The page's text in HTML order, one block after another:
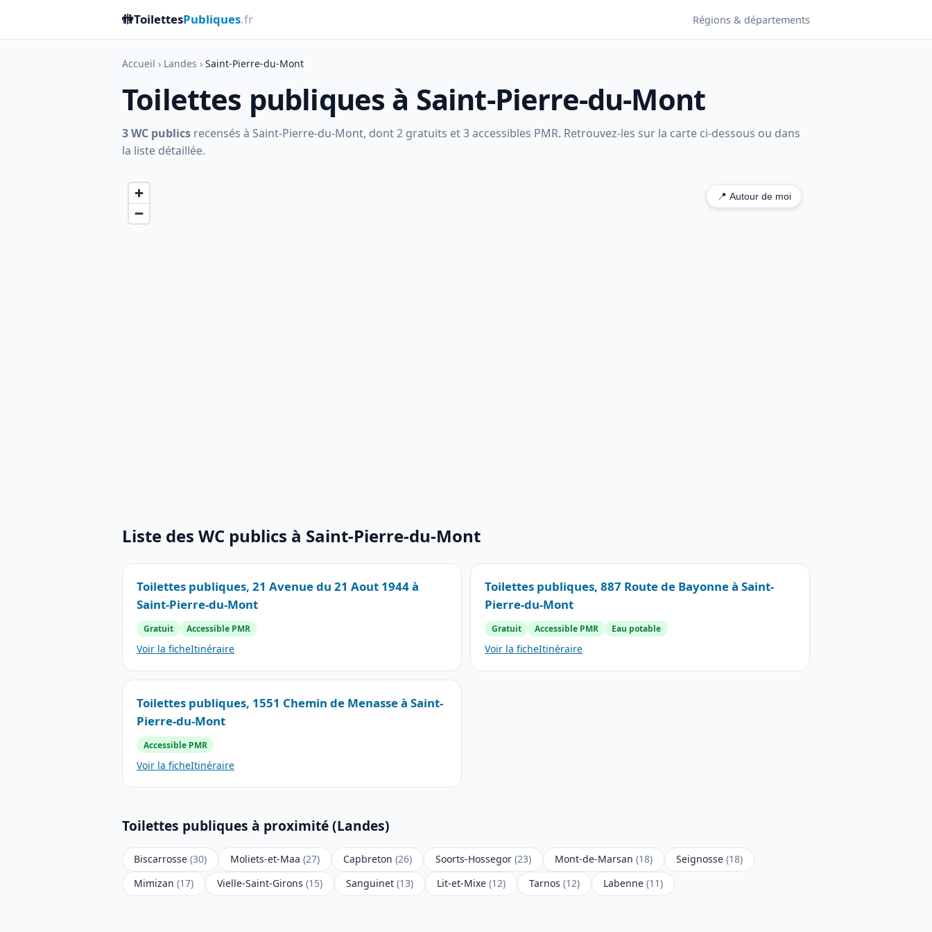
🚻ToilettesPubliques.fr Régions & départements
Accueil › Landes › Saint-Pierre-du-Mont
Toilettes publiques à Saint-Pierre-du-Mont
3 WC publics recensés à Saint-Pierre-du-Mont, dont 2 gratuits et 3 accessibles PMR. Retrouvez-les sur la carte ci-dessous ou dans
la liste détaillée.
📍 Autour de moi
Liste des WC publics à Saint-Pierre-du-Mont
Toilettes publiques, 21 Avenue du 21 Aout 1944 à
Saint-Pierre-du-Mont
Gratuit Accessible PMR
Voir la ficheItinéraire
Toilettes publiques, 887 Route de Bayonne à Saint-
Pierre-du-Mont
Gratuit Accessible PMR Eau potable
Voir la ficheItinéraire
Toilettes publiques, 1551 Chemin de Menasse à Saint-
Pierre-du-Mont
Accessible PMR
Voir la ficheItinéraire
Toilettes publiques à proximité (Landes)
Biscarrosse (30) Moliets-et-Maa (27) Capbreton (26) Soorts-Hossegor (23) Mont-de-Marsan (18) Seignosse (18)
Mimizan (17) Vielle-Saint-Girons (15) Sanguinet (13) Lit-et-Mixe (12) Tarnos (12) Labenne (11)